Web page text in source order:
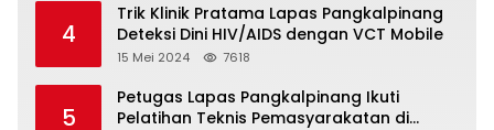
4
Trik Klinik Pratama Lapas Pangkalpinang
Deteksi Dini HIV/AIDS dengan VCT Mobile
15 Mei 2024 7618
5
Petugas Lapas Pangkalpinang Ikuti
Pelatihan Teknis Pemasyarakatan di